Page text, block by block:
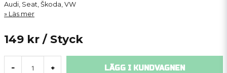
Audi, Seat, Škoda, VW
Läs mer
149 kr / Styck
- + LÄGG I KUNDVAGNEN